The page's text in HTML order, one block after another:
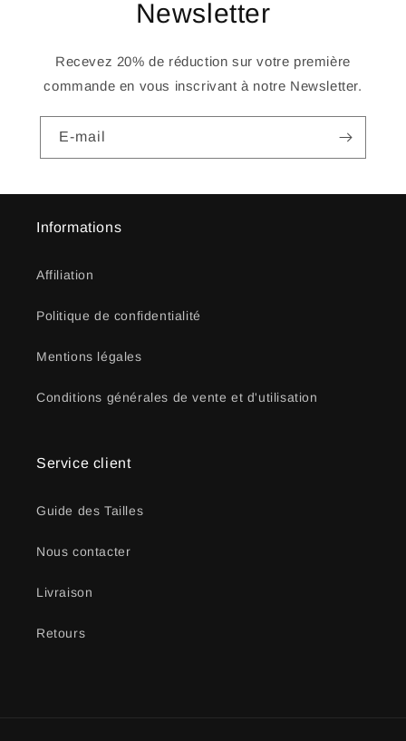
Newsletter
Recevez 20% de réduction sur votre première
commande en vous inscrivant à notre Newsletter.
E-mail
Informations
Affiliation
Politique de confidentialité
Mentions légales
Conditions générales de vente et d'utilisation
Service client
Guide des Tailles
Nous contacter
Livraison
Retours